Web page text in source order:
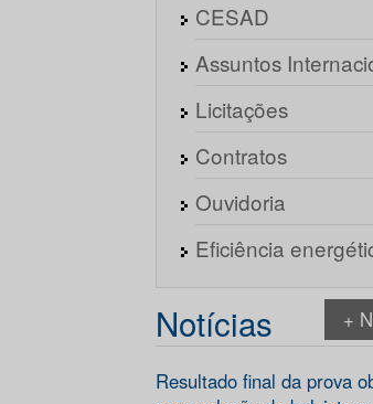
CESAD
Assuntos
Licitações
Contratos
Ouvidoria
Eficiência
Notícias +
Resultado final da prova